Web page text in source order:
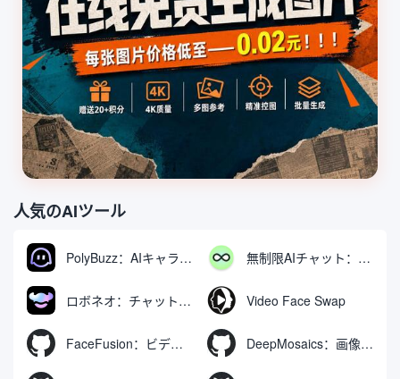
人気のAIツール
PolyBuzz：AIキャラクターと交流できる無料チャット＆ロールプレイングプラットフォーム 無制限AIチャット：無料無制限AIチャットツール
ロボネオ：チャットで動画や画像を生成・編集するAIツール Video Face Swap
FaceFusion：ビデオ顔交換強化ツール｜音声同期ビデオ口の動き DeepMosaics：画像やビデオからモザイクを自動的に除去したり、モザイクを追加したりする。